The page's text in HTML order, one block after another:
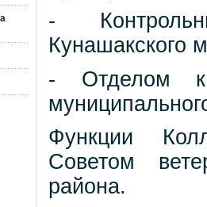
-
Кунашакского
- Отделом
Функции
Советом
района.